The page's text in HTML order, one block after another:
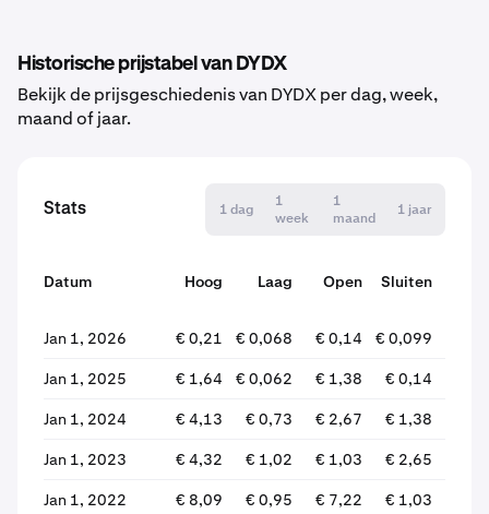
Historische prijstabel van DYDX
Bekijk de prijsgeschiedenis van DYDX per dag, week,
maand of jaar.
Stats 1 dag
1
week
1
maand
1 jaar
Datum Hoog Laag Open
Sluiten
Jan 1, 2026
€ 0,21 € 0,068 € 0,14 € 0,099
Jan 1, 2025 € 1,64 € 0,062 € 1,38 € 0,14
Jan 1, 2024 € 4,13 € 0,73 € 2,67 € 1,38
Jan 1, 2023 € 4,32 € 1,02 € 1,03 € 2,65
Jan 1, 2022 € 8,09 € 0,95 € 7,22 € 1,03